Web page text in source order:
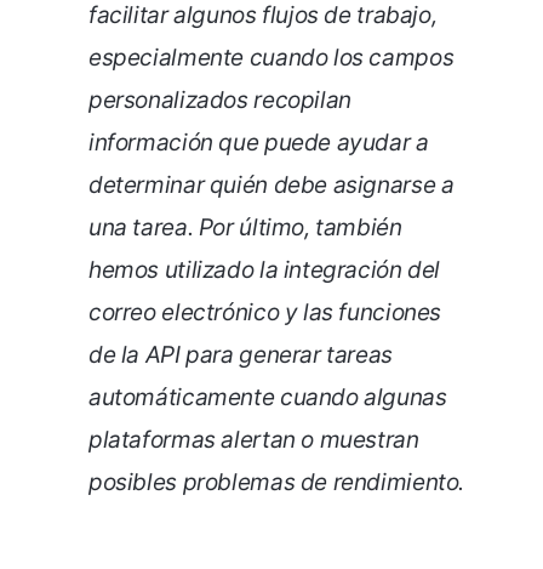
facilitar algunos flujos de trabajo,
especialmente cuando los campos
personalizados recopilan
información que puede ayudar a
determinar quién debe asignarse a
una tarea. Por último, también
hemos utilizado la integración del
correo electrónico y las funciones
de la API para generar tareas
automáticamente cuando algunas
plataformas alertan o muestran
posibles problemas de rendimiento.